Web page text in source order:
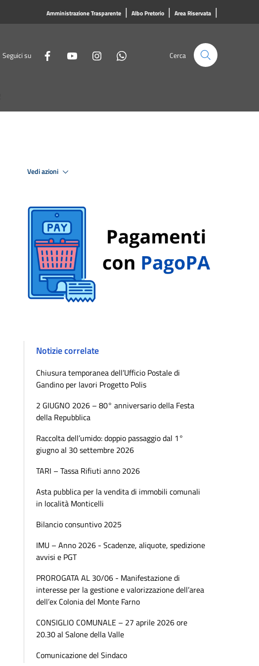
Amministrazione Trasparente | Albo Pretorio | Area Riservata |
Seguici su Cerca
Vedi azioni
Notizie correlate
Chiusura temporanea dell’Ufficio Postale di
Gandino per lavori Progetto Polis
2 GIUGNO 2026 – 80° anniversario della Festa
della Repubblica
Raccolta dell’umido: doppio passaggio dal 1°
giugno al 30 settembre 2026
TARI – Tassa Rifiuti anno 2026
Asta pubblica per la vendita di immobili comunali
in località Monticelli
Bilancio consuntivo 2025
IMU – Anno 2026 - Scadenze, aliquote, spedizione
avvisi e PGT
PROROGATA AL 30/06 - Manifestazione di
interesse per la gestione e valorizzazione dell’area
dell’ex Colonia del Monte Farno
CONSIGLIO COMUNALE – 27 aprile 2026 ore
20.30 al Salone della Valle
Comunicazione del Sindaco